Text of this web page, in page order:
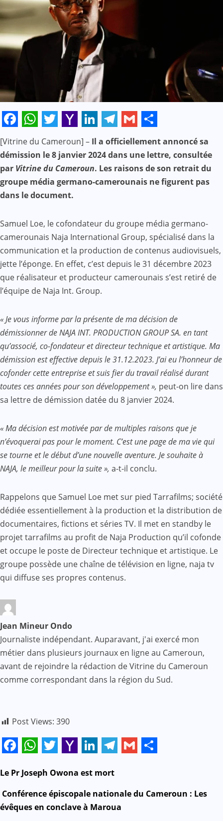
Facebook
WhatsApp
Twitter
Yahoo
Mail
LinkedIn
Telegram
Gmail
Share
[Vitrine du Cameroun] – Il a officiellement annoncé sa
démission le 8 janvier 2024 dans une lettre, consultée
par Vitrine du Cameroun. Les raisons de son retrait du
groupe média germano-camerounais ne figurent pas
dans le document.
Samuel Loe, le cofondateur du groupe média germano-
camerounais Naja International Group, spécialisé dans la
communication et la production de contenus audiovisuels,
jette l’éponge. En effet, c’est depuis le 31 décembre 2023
que réalisateur et producteur camerounais s’est retiré de
l’équipe de Naja Int. Group.
« Je vous informe par la présente de ma décision de
démissionner de NAJA INT. PRODUCTION GROUP SA. en tant
qu’associé, co-fondateur et directeur technique et artistique. Ma
démission est effective depuis le 31.12.2023. J’ai eu l’honneur de
cofonder cette entreprise et suis fier du travail réalisé durant
toutes ces années pour son développement », peut-on lire dans
sa lettre de démission datée du 8 janvier 2024.
« Ma décision est motivée par de multiples raisons que je
n’évoquerai pas pour le moment. C’est une page de ma vie qui
se tourne et le début d’une nouvelle aventure. Je souhaite à
NAJA, le meilleur pour la suite », a-t-il conclu.
Rappelons que Samuel Loe met sur pied Tarrafilms; société
dédiée essentiellement à la production et la distribution de
documentaires, fictions et séries TV. Il met en standby le
projet tarrafilms au profit de Naja Production qu’il cofonde
et occupe le poste de Directeur technique et artistique. Le
groupe possède une chaîne de télévision en ligne, naja tv
qui diffuse ses propres contenus.
Jean Mineur Ondo
Journaliste indépendant. Auparavant, j'ai exercé mon
métier dans plusieurs journaux en ligne au Cameroun,
avant de rejoindre la rédaction de Vitrine du Cameroun
comme correspondant dans la région du Sud.
Post Views: 390
Mail
N
a
Le Pr Joseph Owona est mort
Conférence épiscopale nationale du Cameroun : Les
évêques en conclave à Maroua